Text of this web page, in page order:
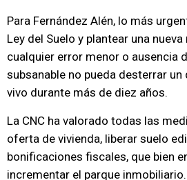
Para Fernández Alén, lo más
Ley del Suelo y plantear una
cualquier error menor o ausencia
subsanable no pueda desterrar
vivo durante más de diez años.
La CNC ha valorado todas las
oferta de vivienda, liberar suelo
bonificaciones fiscales, que bien
incrementar el parque inmobiliario.